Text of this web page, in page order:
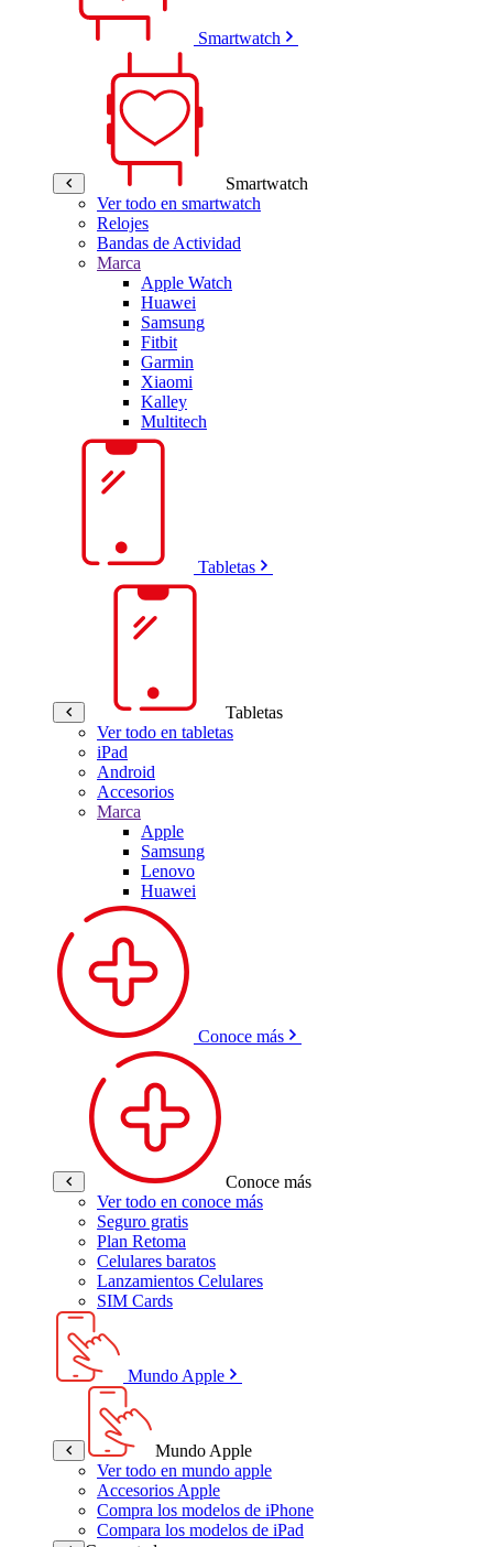
Smartwatch
Smartwatch
Ver todo en smartwatch
Relojes
Bandas de Actividad
Marca
Apple Watch
Huawei
Samsung
Fitbit
Garmin
Xiaomi
Kalley
Multitech
Tabletas
Tabletas
Ver todo en tabletas
iPad
Android
Accesorios
Marca
Apple
Samsung
Lenovo
Huawei
Conoce más
Conoce más
Ver todo en conoce más
Seguro gratis
Plan Retoma
Celulares baratos
Lanzamientos Celulares
SIM Cards
Mundo Apple
Mundo Apple
Ver todo en mundo apple
Accesorios Apple
Compra los modelos de iPhone
Compara los modelos de iPad